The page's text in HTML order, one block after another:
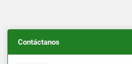
Contáctanos